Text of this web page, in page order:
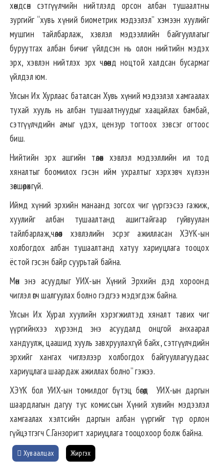
хөндсөн сэтгүүлчийн нийтлэлд орсон албан тушаалтны
зургийг “хувь хүний биометрик мэдээлэл” хэмээн хуулийг
мушгин тайлбарлаж, хэвлэл мэдээллийн байгууллагыг
буруутгах албан бичиг үйлдсэн нь олон нийтийн мэдэх
эрх, хэвлэн нийтлэх эрх чөлөөнд ноцтой халдсан бусармаг
үйлдэл юм.
Улсын Их Хурлаас баталсан Хувь хүний мэдээлэл хамгаалах
тухай хууль нь албан тушаалтнуудыг хаацайлах бамбай,
сэтгүүлчдийн амыг үдэх, цензур тогтоох зэвсэг огтоос
биш.
Нийтийн эрх ашгийн төлөөх хэвлэл мэдээллийн ил тод
хяналтыг боомилох гэсэн ийм ухралтыг хэрхэвч хүлээн
зөвшөөрөхгүй.
Иймд хүний эрхийн манаанд зогсох чиг үүргээсээ гажиж,
хуулийг албан тушаалтанд ашигтайгаар гуйвуулан
тайлбарлаж,чөлөөт хэвлэлийн эсрэг ажилласан ХЭҮК-ын
холбогдох албан тушаалтанд хатуу хариуцлага тооцох
ёстой гэсэн байр суурьтай байна.
Мөн энэ асуудлыг УИХ-ын Хүний Эрхийн дэд хороонд
чиглэл өгч шалгуулах болно гэдгээ мэдэгдэж байна.
Улсын Их Хурал хуулийн хэрэгжилтэд хяналт тавих чиг
үүргийнхээ хүрээнд энэ асуудалд онцгой анхаарал
хандуулж, цаашид хууль завхруулахгүй байх, сэтгүүлчдийн
эрхийг хангах чиглэлээр холбогдох байгууллагуудаас
хариуцлага шаардаж ажиллах болно” гэжээ.
ХЭҮК бол УИХ-ын томилдог бүтэц бөгөөд УИХ-ын даргын
шаардлагын дагуу тус комиссын Хүний хувийн мэдээлэл
хамгаалах хэлтсийн даргын албан үүргийг түр орлон
гүйцэтгэгч С.Ганзоригт хариуцлага тооцохоор болж байна.
Хуваалцах Жиргэх